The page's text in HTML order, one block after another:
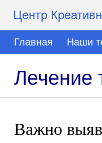
Центр
Главная Наши
Лечение
Важно